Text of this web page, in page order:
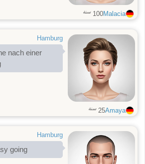
Malacia
100 سنة
Hamburg
nach einer
Amaya
25 سنة
Hamburg
going